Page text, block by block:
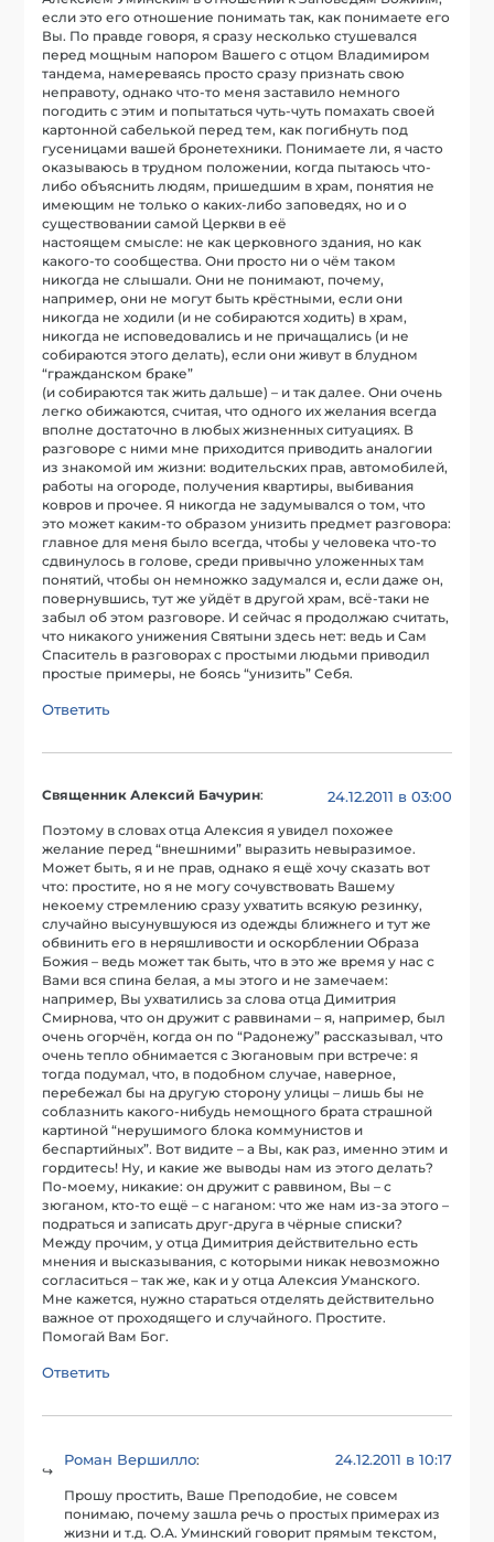
если это его отношение понимать так, как понимаете его
Вы. По правде говоря, я сразу несколько стушевался
перед мощным напором Вашего с отцом Владимиром
тандема, намереваясь просто сразу признать свою
неправоту, однако что-то меня заставило немного
погодить с этим и попытаться чуть-чуть помахать своей
картонной сабелькой перед тем, как погибнуть под
гусеницами вашей бронетехники. Понимаете ли, я часто
оказываюсь в трудном положении, когда пытаюсь что-
либо объяснить людям, пришедшим в храм, понятия не
имеющим не только о каких-либо заповедях, но и о
существовании самой Церкви в её
настоящем смысле: не как церковного здания, но как
какого-то сообщества. Они просто ни о чём таком
никогда не слышали. Они не понимают, почему,
например, они не могут быть крёстными, если они
никогда не ходили (и не собираются ходить) в храм,
никогда не исповедовались и не причащались (и не
собираются этого делать), если они живут в блудном
“гражданском браке”
(и собираются так жить дальше) – и так далее. Они очень
легко обижаются, считая, что одного их желания всегда
вполне достаточно в любых жизненных ситуациях. В
разговоре с ними мне приходится приводить аналогии
из знакомой им жизни: водительских прав, автомобилей,
работы на огороде, получения квартиры, выбивания
ковров и прочее. Я никогда не задумывался о том, что
это может каким-то образом унизить предмет разговора:
главное для меня было всегда, чтобы у человека что-то
сдвинулось в голове, среди привычно уложенных там
понятий, чтобы он немножко задумался и, если даже он,
повернувшись, тут же уйдёт в другой храм, всё-таки не
забыл об этом разговоре. И сейчас я продолжаю считать,
что никакого унижения Святыни здесь нет: ведь и Сам
Спаситель в разговорах с простыми людьми приводил
простые примеры, не боясь “унизить” Себя.
Ответить
Священник Алексий Бачурин: 24.12.2011 в 03:00
Поэтому в словах отца Алексия я увидел похожее
желание перед “внешними” выразить невыразимое.
Может быть, я и не прав, однако я ещё хочу сказать вот
что: простите, но я не могу сочувствовать Вашему
некоему стремлению сразу ухватить всякую резинку,
случайно высунувшуюся из одежды ближнего и тут же
обвинить его в неряшливости и оскорблении Образа
Божия – ведь может так быть, что в это же время у нас с
Вами вся спина белая, а мы этого и не замечаем:
например, Вы ухватились за слова отца Димитрия
Смирнова, что он дружит с раввинами – я, например, был
очень огорчён, когда он по “Радонежу” рассказывал, что
очень тепло обнимается с Зюгановым при встрече: я
тогда подумал, что, в подобном случае, наверное,
перебежал бы на другую сторону улицы – лишь бы не
соблазнить какого-нибудь немощного брата страшной
картиной “нерушимого блока коммунистов и
беспартийных”. Вот видите – а Вы, как раз, именно этим и
гордитесь! Ну, и какие же выводы нам из этого делать?
По-моему, никакие: он дружит с раввином, Вы – с
зюганом, кто-то ещё – с наганом: что же нам из-за этого –
подраться и записать друг-друга в чёрные списки?
Между прочим, у отца Димитрия действительно есть
мнения и высказывания, с которыми никак невозможно
согласиться – так же, как и у отца Алексия Уманского.
Мне кажется, нужно стараться отделять действительно
важное от проходящего и случайного. Простите.
Помогай Вам Бог.
Ответить
Роман Вершилло: 24.12.2011 в 10:17
Прошу простить, Ваше Преподобие, не совсем
понимаю, почему зашла речь о простых примерах из
жизни и т.д. О.А. Уминский говорит прямым текстом,